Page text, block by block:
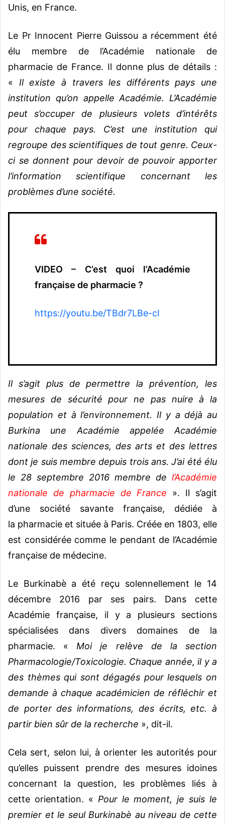
Unis, en France.
Le Pr Innocent Pierre Guissou a récemment été
élu membre de l’Académie nationale de
pharmacie de France. Il donne plus de détails :
« Il existe à travers les différents pays une
institution qu’on appelle Académie. L’Académie
peut s’occuper de plusieurs volets d’intérêts
pour chaque pays. C’est une institution qui
regroupe des scientifiques de tout genre. Ceux-
ci se donnent pour devoir de pouvoir apporter
l’information scientifique concernant les
problèmes d’une société.
VIDEO – C’est quoi l’Académie
française de pharmacie ?
https://youtu.be/TBdr7LBe-cI
Il s’agit plus de permettre la prévention, les
mesures de sécurité pour ne pas nuire à la
population et à l’environnement. Il y a déjà au
Burkina une Académie appelée Académie
nationale des sciences, des arts et des lettres
dont je suis membre depuis trois ans. J’ai été élu
le 28 septembre 2016 membre de l’Académie
nationale de pharmacie de France ». Il s’agit
d’une société savante française, dédiée à
la pharmacie et située à Paris. Créée en 1803, elle
est considérée comme le pendant de l’Académie
française de médecine.
Le Burkinabè a été reçu solennellement le 14
décembre 2016 par ses pairs. Dans cette
Académie française, il y a plusieurs sections
spécialisées dans divers domaines de la
pharmacie. « Moi je relève de la section
Pharmacologie/Toxicologie. Chaque année, il y a
des thèmes qui sont dégagés pour lesquels on
demande à chaque académicien de réfléchir et
de porter des informations, des écrits, etc. à
partir bien sûr de la recherche », dit-il.
Cela sert, selon lui, à orienter les autorités pour
qu’elles puissent prendre des mesures idoines
concernant la question, les problèmes liés à
cette orientation. « Pour le moment, je suis le
premier et le seul Burkinabè au niveau de cette